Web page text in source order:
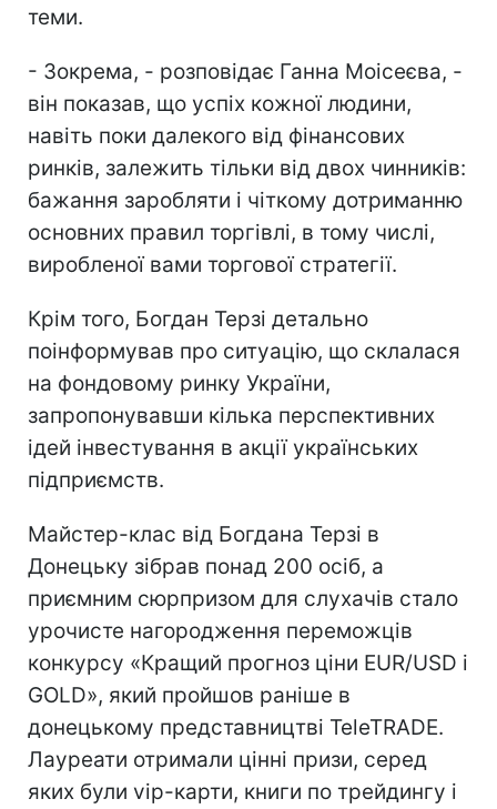
теми.
- Зокрема, - розповідає Ганна Моісеєва, -
він показав, що успіх кожної людини,
навіть поки далекого від фінансових
ринків, залежить тільки від двох чинників:
бажання заробляти і чіткому дотриманню
основних правил торгівлі, в тому числі,
виробленої вами торгової стратегії.
Крім того, Богдан Терзі детально
поінформував про ситуацію, що склалася
на фондовому ринку України,
запропонувавши кілька перспективних
ідей інвестування в акції українських
підприємств.
Майстер-клас від Богдана Терзі в
Донецьку зібрав понад 200 осіб, а
приємним сюрпризом для слухачів стало
урочисте нагородження переможців
конкурсу «Кращий прогноз ціни EUR/USD і
GOLD», який пройшов раніше в
донецькому представництві TeleTRADE.
Лауреати отримали цінні призи, серед
яких були vip-карти, книги по трейдингу і